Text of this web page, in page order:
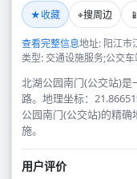
★收藏 ⌖搜周边 📱
查看完整信息地址: 阳江市
类型: 交通设施服务;公交
北湖公园南门(公交站)
路。地理坐标：
公园南门(公交站)的精
施。
用户评价